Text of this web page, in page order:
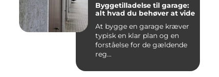
Byggetilladelse til garage:
alt hvad du behøver at vide
At bygge en garage kræver
typisk en klar plan og en
forståelse for de gældende
reg...